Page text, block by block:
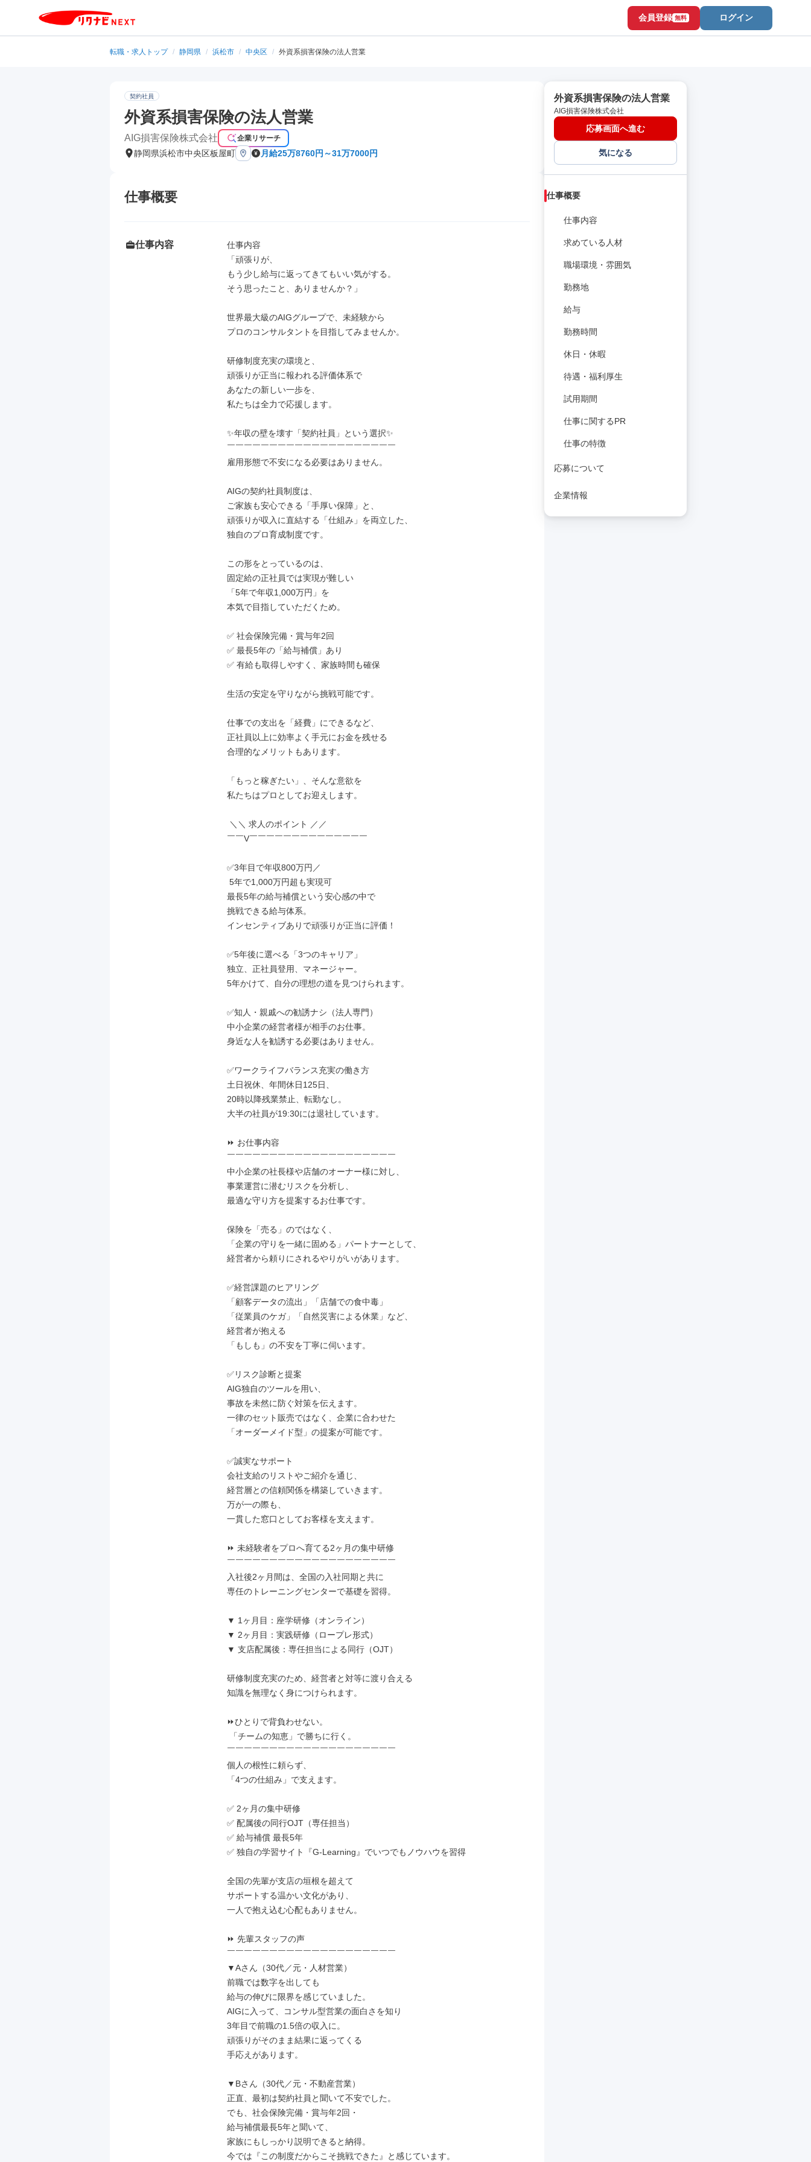
会員登録 無料 ログイン
転職・求人トップ / 静岡県 / 浜松市 / 中央区 / 外資系損害保険の法人営業
契約社員
外資系損害保険の法人営業
AIG損害保険株式会社 企業リサーチ
静岡県浜松市中央区板屋町 月給25万8760円～31万7000円
仕事概要
仕事内容
仕事内容
「頑張りが、
もう少し給与に返ってきてもいい気がする。
そう思ったこと、ありませんか？」
世界最大級のAIGグループで、未経験から
プロのコンサルタントを目指してみませんか。
研修制度充実の環境と、
頑張りが正当に報われる評価体系で
あなたの新しい一歩を、
私たちは全力で応援します。
✨年収の壁を壊す「契約社員」という選択✨
￣￣￣￣￣￣￣￣￣￣￣￣￣￣￣￣￣￣￣￣
雇用形態で不安になる必要はありません。
AIGの契約社員制度は、
ご家族も安心できる「手厚い保障」と、
頑張りが収入に直結する「仕組み」を両立した、
独自のプロ育成制度です。
この形をとっているのは、
固定給の正社員では実現が難しい
「5年で年収1,000万円」を
本気で目指していただくため。
✅ 社会保険完備・賞与年2回
✅ 最長5年の「給与補償」あり
✅ 有給も取得しやすく、家族時間も確保
生活の安定を守りながら挑戦可能です。
仕事での支出を「経費」にできるなど、
正社員以上に効率よく手元にお金を残せる
合理的なメリットもあります。
「もっと稼ぎたい」、そんな意欲を
私たちはプロとしてお迎えします。
￣￣V￣￣￣￣￣￣￣￣￣￣￣￣￣￣
✅3年目で年収800万円／
最長5年の給与補償という安心感の中で
挑戦できる給与体系。
インセンティブありで頑張りが正当に評価！
✅5年後に選べる「3つのキャリア」
独立、正社員登用、マネージャー。
5年かけて、自分の理想の道を見つけられます。
✅知人・親戚への勧誘ナシ（法人専門）
中小企業の経営者様が相手のお仕事。
身近な人を勧誘する必要はありません。
✅ワークライフバランス充実の働き方
土日祝休、年間休日125日、
20時以降残業禁止、転勤なし。
大半の社員が19:30には退社しています。
⏩ お仕事内容
￣￣￣￣￣￣￣￣￣￣￣￣￣￣￣￣￣￣￣￣
中小企業の社長様や店舗のオーナー様に対し、
事業運営に潜むリスクを分析し、
最適な守り方を提案するお仕事です。
保険を「売る」のではなく、
「企業の守りを一緒に固める」パートナーとして、
経営者から頼りにされるやりがいがあります。
✅経営課題のヒアリング
「顧客データの流出」「店舗での食中毒」
「従業員のケガ」「自然災害による休業」など、
経営者が抱える
「もしも」の不安を丁寧に伺います。
✅リスク診断と提案
AIG独自のツールを用い、
事故を未然に防ぐ対策を伝えます。
一律のセット販売ではなく、企業に合わせた
「オーダーメイド型」の提案が可能です。
✅誠実なサポート
会社支給のリストやご紹介を通じ、
経営層との信頼関係を構築していきます。
万が一の際も、
一貫した窓口としてお客様を支えます。
⏩ 未経験者をプロへ育てる2ヶ月の集中研修
￣￣￣￣￣￣￣￣￣￣￣￣￣￣￣￣￣￣￣￣
入社後2ヶ月間は、全国の入社同期と共に
専任のトレーニングセンターで基礎を習得。
▼ 1ヶ月目：座学研修（オンライン）
▼ 2ヶ月目：実践研修（ロープレ形式）
▼ 支店配属後：専任担当による同行（OJT）
研修制度充実のため、経営者と対等に渡り合える
知識を無理なく身につけられます。
⏩ひとりで背負わせない。
￣￣￣￣￣￣￣￣￣￣￣￣￣￣￣￣￣￣￣￣
個人の根性に頼らず、
「4つの仕組み」で支えます。
✅ 2ヶ月の集中研修
✅ 配属後の同行OJT（専任担当）
✅ 給与補償 最長5年
✅ 独自の学習サイト『G-Learning』でいつでもノウハウを習得
全国の先輩が支店の垣根を超えて
サポートする温かい文化があり、
一人で抱え込む心配もありません。
⏩ 先輩スタッフの声
￣￣￣￣￣￣￣￣￣￣￣￣￣￣￣￣￣￣￣￣
▼Aさん（30代／元・人材営業）
前職では数字を出しても
給与の伸びに限界を感じていました。
AIGに入って、コンサル型営業の面白さを知り
3年目で前職の1.5倍の収入に。
頑張りがそのまま結果に返ってくる
手応えがあります。
▼Bさん（30代／元・不動産営業）
正直、最初は契約社員と聞いて不安でした。
でも、社会保険完備・賞与年2回・
給与補償最長5年と聞いて、
家族にもしっかり説明できると納得。
今では『この制度だからこそ挑戦できた』と感じています。
外資系損害保険の法人営業
AIG損害保険株式会社
応募画面へ進む
気になる
仕事概要
仕事内容
求めている人材
職場環境・雰囲気
勤務地
給与
勤務時間
休日・休暇
待遇・福利厚生
試用期間
仕事に関するPR
仕事の特徴
応募について
企業情報